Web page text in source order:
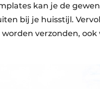
kan je de
bij je huisstijl.
verzonden,